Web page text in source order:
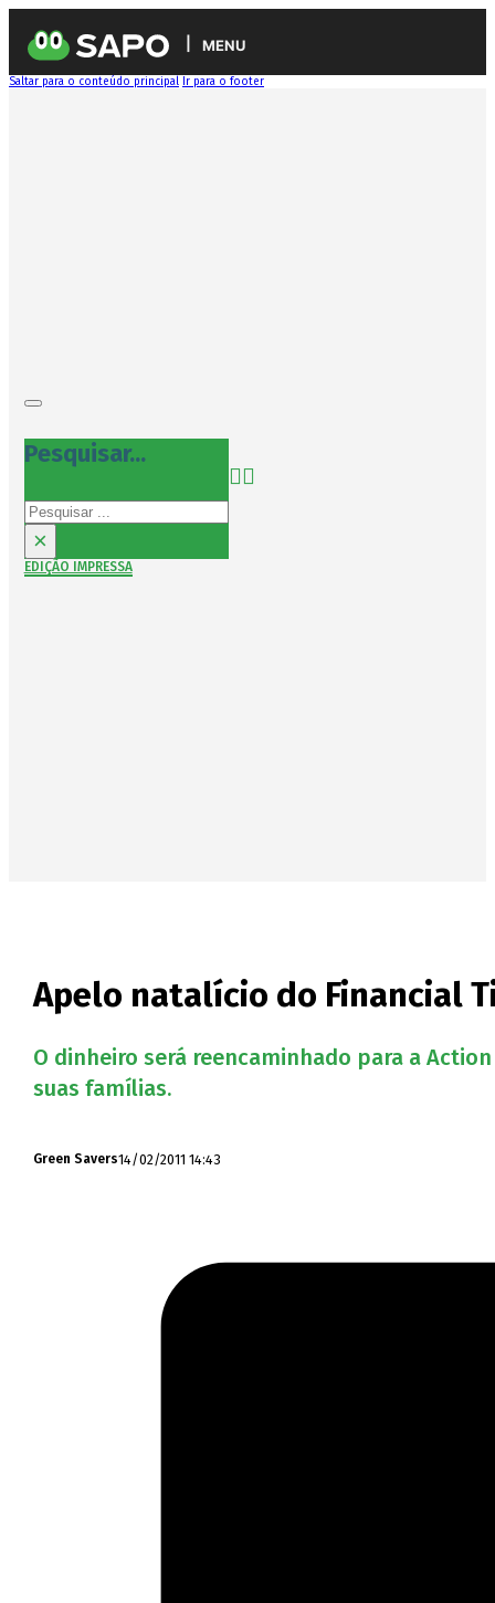
MENU
Saltar para o conteúdo principal Ir para o footer
Pesquisar...
Pesquisar
×
EDIÇÃO IMPRESSA
Apelo natalício do Financial
O dinheiro será reencaminhado para a
suas famílias.
Green Savers14/02/2011 14:43